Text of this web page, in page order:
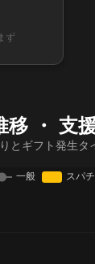
ず
移 ・ 支
とギフト発生タ